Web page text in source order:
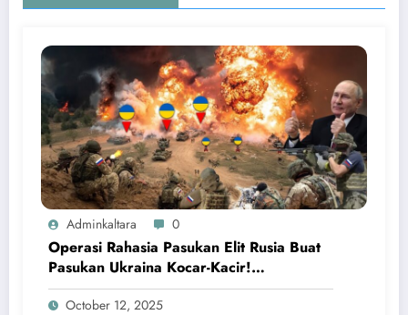
Adminkaltara 0
Operasi Rahasia Pasukan Elit Rusia Buat
Pasukan Ukraina Kocar-Kacir!
Kemampuan FSB Rusia Mematikan
October 12, 2025